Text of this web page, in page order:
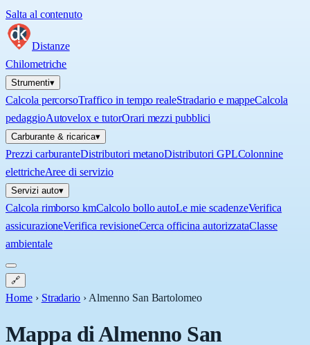
Salta al contenuto
Distanze
Chilometriche
Strumenti▾
Calcola percorsoTraffico in tempo realeStradario e mappeCalcola
pedaggioAutovelox e tutorOrari mezzi pubblici
Carburante & ricarica▾
Prezzi carburanteDistributori metanoDistributori GPLColonnine
elettricheAree di servizio
Servizi auto▾
Calcola rimborso kmCalcolo bollo autoLe mie scadenzeVerifica
assicurazioneVerifica revisioneCerca officina autorizzataClasse
ambientale
🔗
Home › Stradario › Almenno San Bartolomeo
Mappa diAlmenno San